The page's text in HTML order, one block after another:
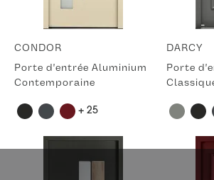
CONDOR
Porte d'entrée Aluminium
Contemporaine
+ 25
DARCY
Porte